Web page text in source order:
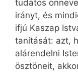
tudatos
irányt, és
ifjú Kaszap
tanítását: azt,
alárendelni
ösztöneit,